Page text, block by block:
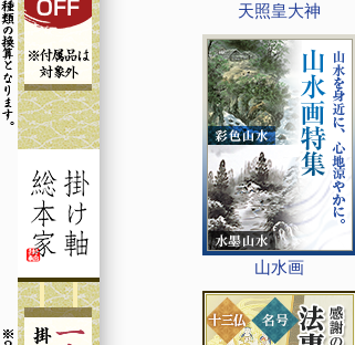
天照皇大神
山水画